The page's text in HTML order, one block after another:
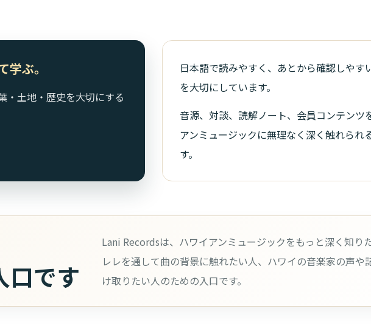
ぶ。
・土地・歴史を大切にする
日本語で読みやすく、あとから確認しやす
を大切にしています。
音源、対談、読解ノート、会員コンテンツ
アンミュージックに無理なく深く触れられ
す。
口です
Lani Recordsは、ハワイアンミュージックをもっと深く知り
レレを通して曲の背景に触れたい人、ハワイの音楽家の声や
け取りたい人のための入口です。